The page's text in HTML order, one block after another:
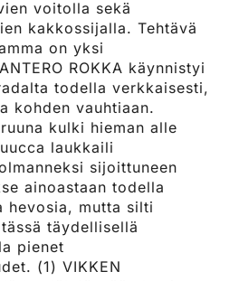
voitolla sekä
kakkossijalla. Tehtävä
on yksi
ROKKA käynnistyi
todella verkkaisesti,
kohden vauhtiaan.
kulki hieman alle
laukkaili
sijoittuneen
ainoastaan todella
hevosia, mutta silti
täydellisellä
pienet
(1) VIKKEN